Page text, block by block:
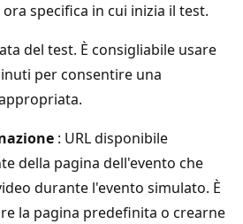
ora specifica in cui inizia il test.
del test. È consigliabile usare
per consentire una
: URL disponibile
della pagina dell'evento che
durante l'evento simulato. È
la pagina predefinita o crearne